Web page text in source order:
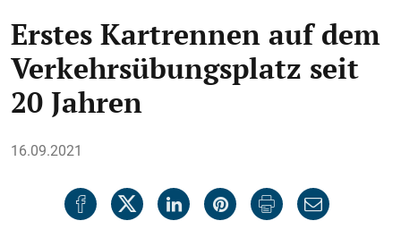
Erstes Kartrennen auf dem
Verkehrsübungsplatz seit
20 Jahren
16.09.2021